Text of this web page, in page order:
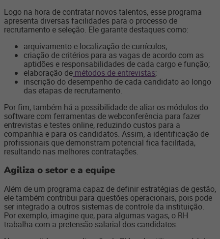
Logo na hora de contratar novos talentos, esse programa
apresenta diversas facilidades para o processo de
recrutamento e seleção. Ele garante destaques como:
arquivamento e localização de currículos;
criação de critérios para as vagas de acordo com as
aptidões e responsabilidades de cada cargo e função;
elaboração de métodos de entrevistas;
inscrição do desempenho de cada candidato ao longo
das etapas de recrutamento.
Por fim, também há a possibilidade de aliar os módulos do
software com ferramentas de webconferência para fazer
entrevistas e testes online, reduzindo custos para a
companhia e para os candidatos. Assim, a identificação de
profissionais que demonstram potencial fica facilitada,
resultando nas melhores contratações.
Agiliza o setor e a equipe
Além de um programa capaz de definir estratégias de gestão,
ele também contribui para questões operacionais, pois pode
ser integrado a outros sistemas de controle da instituição.
Por exemplo, imagine que, para algumas vagas, o RH
trabalha com a pretensão salarial dos candidatos.